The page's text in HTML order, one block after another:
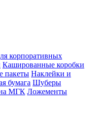
корпоративных
Кашированные коробки
пакеты Наклейки и
бумага Шуберы
МГК Ложементы